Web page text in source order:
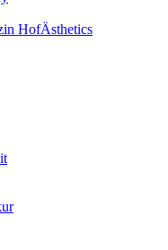
HofÄsthetics